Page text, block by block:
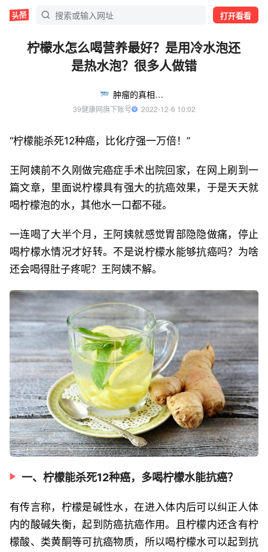
打开看看
柠檬水怎么喝营养最好？是用冷水泡还
是热水泡？很多人做错
肿瘤的真相与误区
39健康网旗下账号
  2022-12-6 10:02
“柠檬能杀死12种癌，比化疗强一万倍！”
王阿姨前不久刚做完癌症手术出院回家，在网上刷到一
篇文章，里面说柠檬具有强大的抗癌效果，于是天天就
喝柠檬泡的水，其他水一口都不碰。
一连喝了大半个月，王阿姨就感觉胃部隐隐做痛，停止
喝柠檬水情况才好转。不是说柠檬水能够抗癌吗？为啥
还会喝得肚子疼呢？王阿姨不解。
一、柠檬能杀死12种癌，多喝柠檬水能抗癌？
有传言称，柠檬是碱性水，在进入体内后可以纠正人体
内的酸碱失衡，起到防癌抗癌作用。且柠檬内还含有柠
檬酸、类黄酮等可抗癌物质，所以喝柠檬水可以起到抗